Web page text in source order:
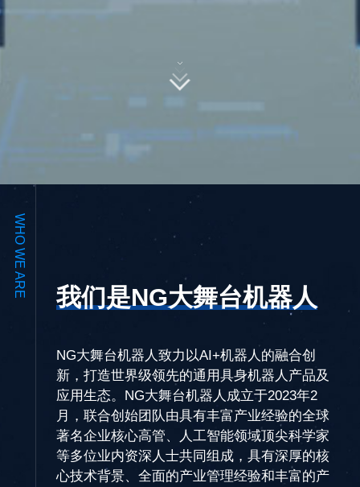
WHO WE ARE 我们是NG大舞台机器人
NG大舞台机器人致力以AI+机器人的融合创
新，打造世界级领先的通用具身机器人产品及
应用生态。NG大舞台机器人成立于2023年2
月，联合创始团队由具有丰富产业经验的全球
著名企业核心高管、人工智能领域顶尖科学家
等多位业内资深人士共同组成，具有深厚的核
心技术背景、全面的产业管理经验和丰富的产